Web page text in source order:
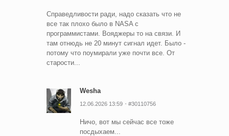
Справедливости ради, надо сказать что не
все так плохо было в NASA с
программистами. Вояджеры то на связи. И
там отнюдь не 20 минут сигнал идет. Было -
потому что поумирали уже почти все. От
старости...
Wesha
12.06.2026 13:59 #30110756
Ничо, вот мы сейчас все тоже
посдыхаем...